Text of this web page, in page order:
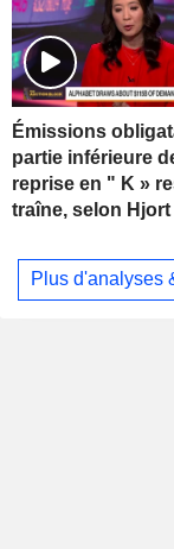
Émissions
partie inférieure
reprise en " K »
traîne, selon Hjort
Plus d'analyses